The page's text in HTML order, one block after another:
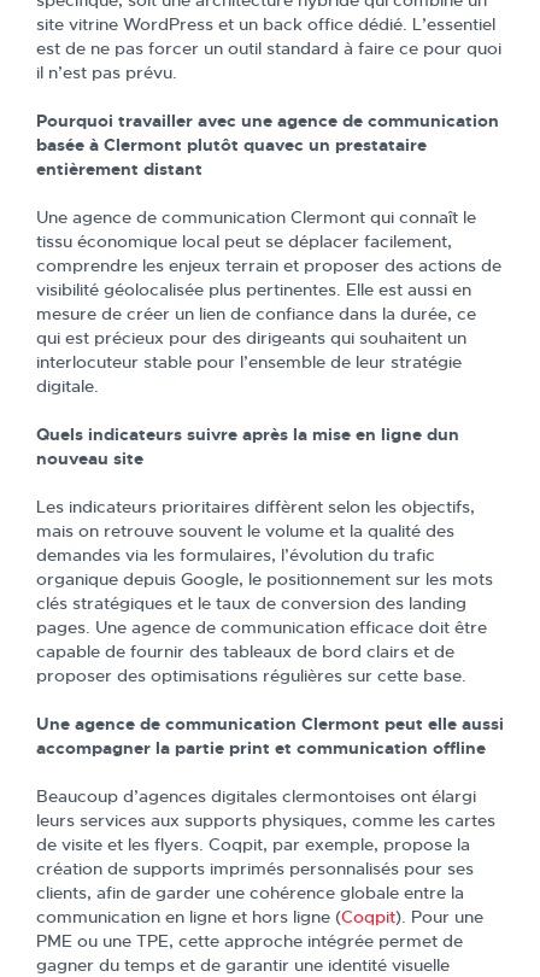
site vitrine WordPress et un back office dédié. L’essentiel
est de ne pas forcer un outil standard à faire ce pour quoi
il n’est pas prévu.
Pourquoi travailler avec une agence de communication
basée à Clermont plutôt quavec un prestataire
entièrement distant
Une agence de communication Clermont qui connaît le
tissu économique local peut se déplacer facilement,
comprendre les enjeux terrain et proposer des actions de
visibilité géolocalisée plus pertinentes. Elle est aussi en
mesure de créer un lien de confiance dans la durée, ce
qui est précieux pour des dirigeants qui souhaitent un
interlocuteur stable pour l’ensemble de leur stratégie
digitale.
Quels indicateurs suivre après la mise en ligne dun
nouveau site
Les indicateurs prioritaires diffèrent selon les objectifs,
mais on retrouve souvent le volume et la qualité des
demandes via les formulaires, l’évolution du trafic
organique depuis Google, le positionnement sur les mots
clés stratégiques et le taux de conversion des landing
pages. Une agence de communication efficace doit être
capable de fournir des tableaux de bord clairs et de
proposer des optimisations régulières sur cette base.
Une agence de communication Clermont peut elle aussi
accompagner la partie print et communication offline
Beaucoup d’agences digitales clermontoises ont élargi
leurs services aux supports physiques, comme les cartes
de visite et les flyers. Coqpit, par exemple, propose la
création de supports imprimés personnalisés pour ses
clients, afin de garder une cohérence globale entre la
communication en ligne et hors ligne (Coqpit). Pour une
PME ou une TPE, cette approche intégrée permet de
gagner du temps et de garantir une identité visuelle